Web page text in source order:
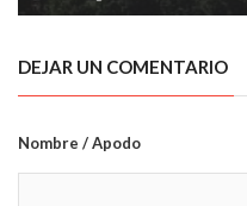
DEJAR UN COMENTARIO
Nombre / Apodo